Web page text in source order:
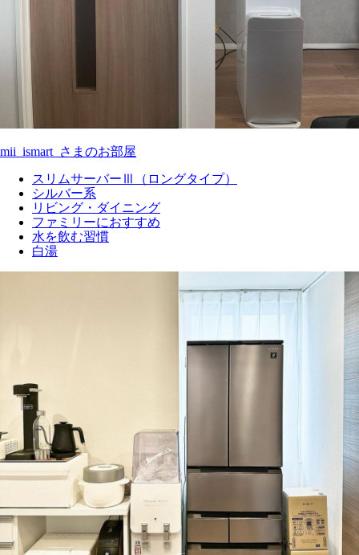
mii_ismart_さまのお部屋
スリムサーバーⅢ（ロングタイプ）
シルバー系
リビング・ダイニング
ファミリーにおすすめ
水を飲む習慣
白湯